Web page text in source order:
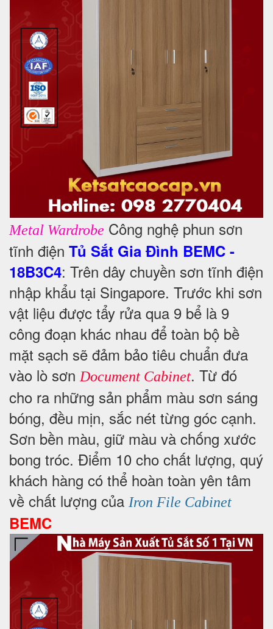
Metal Wardrobe Công nghệ phun sơn
tĩnh điện Tủ Sắt Gia Đình BEMC -
18B3C4: Trên dây chuyền sơn tĩnh điện
nhập khẩu tại Singapore. Trước khi sơn
vật liệu được tẩy rửa qua 9 bể là 9
công đoạn khác nhau để toàn bộ bề
mặt sạch sẽ đảm bảo tiêu chuẩn đưa
vào lò sơn Document Cabinet. Từ đó
cho ra những sản phẩm màu sơn sáng
bóng, đều mịn, sắc nét từng góc cạnh.
Sơn bền màu, giữ màu và chống xước
bong tróc. Điểm 10 cho chất lượng, quý
khách hàng có thể hoàn toàn yên tâm
về chất lượng của Iron File Cabinet
BEMC